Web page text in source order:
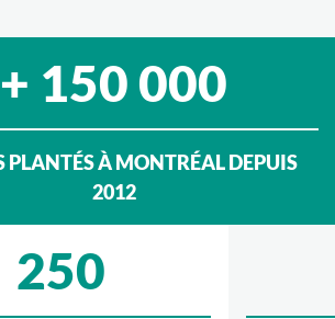
+ 150 000
PLANTÉS À MONTRÉAL DEPUIS
2012
250